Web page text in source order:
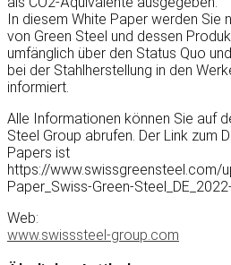
In diesem White Paper werden Sie
von Green Steel und dessen
umfänglich über den Status Quo
bei der Stahlherstellung in den
informiert.
Alle Informationen können Sie auf
Steel Group abrufen. Der Link zum
Papers ist
https://www.swissgreensteel.com/
Paper_Swiss-Green-
Web:
www.swisssteel-group.com